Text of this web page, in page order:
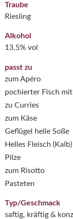
Traube
Riesling
Alkohol
13,5% vol
passt zu
zum Apéro
pochierter Fisch mit
zu Curries
zum Käse
Geflügel helle Soße
Helles Fleisch (Kalb)
Pilze
zum Risotto
Pasteten
Typ/Geschmack
saftig, kräftig &